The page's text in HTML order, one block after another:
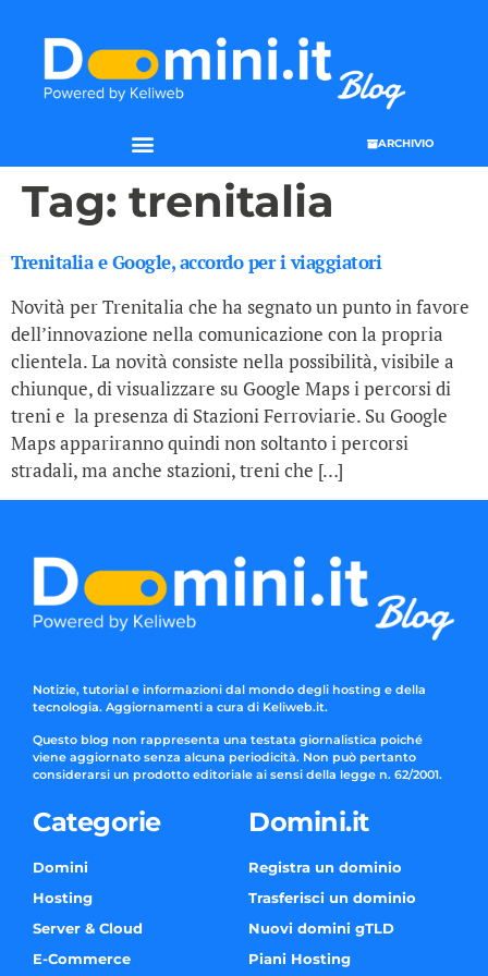
ARCHIVIO
Tag: trenitalia
Trenitalia e Google, accordo per i viaggiatori
Novità per Trenitalia che ha segnato un punto in favore
dell’innovazione nella comunicazione con la propria
clientela. La novità consiste nella possibilità, visibile a
chiunque, di visualizzare su Google Maps i percorsi di
treni e la presenza di Stazioni Ferroviarie. Su Google
Maps appariranno quindi non soltanto i percorsi
stradali, ma anche stazioni, treni che […]
Notizie, tutorial e informazioni dal mondo degli hosting e della
tecnologia. Aggiornamenti a cura di Keliweb.it.
Questo blog non rappresenta una testata giornalistica poiché
viene aggiornato senza alcuna periodicità. Non può pertanto
considerarsi un prodotto editoriale ai sensi della legge n. 62/2001.
Categorie
Domini
Hosting
Server & Cloud
E-Commerce
Domini.it
Registra un dominio
Trasferisci un dominio
Nuovi domini gTLD
Piani Hosting